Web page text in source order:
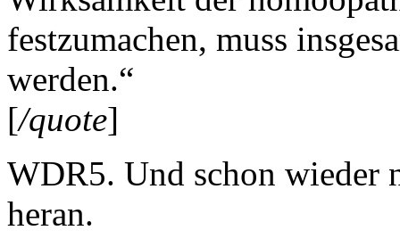
festzumachen, muss
werden.“
[/quote]
WDR5. Und schon wieder
heran.